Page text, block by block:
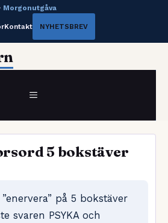
Morgonutgåva
Kontakt NYHETSBREV
MENY
5 bokstäver
på 5 bokstäver
svaren PSYKA och